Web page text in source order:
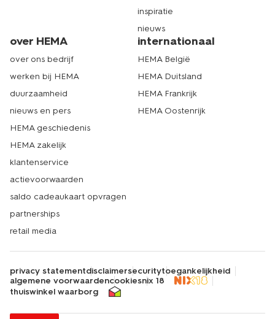
inspiratie
nieuws
over HEMA
over ons bedrijf
werken bij HEMA
duurzaamheid
nieuws en pers
HEMA geschiedenis
HEMA zakelijk
klantenservice
actievoorwaarden
saldo cadeaukaart opvragen
partnerships
retail media
internationaal
HEMA België
HEMA Duitsland
HEMA Frankrijk
HEMA Oostenrijk
privacy statementdisclaimersecuritytoegankelijkheid
algemene voorwaardencookiesnix 18
thuiswinkel waarborg